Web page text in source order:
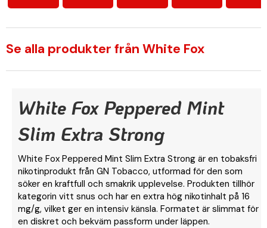
Se alla produkter från White Fox
White Fox Peppered Mint
Slim Extra Strong
White Fox Peppered Mint Slim Extra Strong är en tobaksfri
nikotinprodukt från GN Tobacco, utformad för den som
söker en kraftfull och smakrik upplevelse. Produkten tillhör
kategorin vitt snus och har en extra hög nikotinhalt på 16
mg/g, vilket ger en intensiv känsla. Formatet är slimmat för
en diskret och bekväm passform under läppen.